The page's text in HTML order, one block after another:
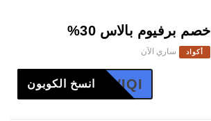
خصم برفيوم بالاس 30%
أكواد ساري الآن
WTDPWIQIانسخ الكوبون